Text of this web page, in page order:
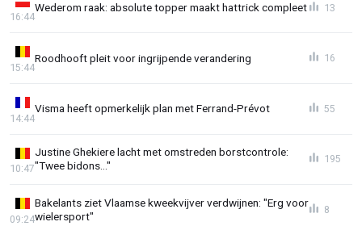
Wederom raak: absolute topper maakt hattrick compleet
16:44
13
Roodhooft pleit voor ingrijpende verandering
15:44
16
Visma heeft opmerkelijk plan met Ferrand-Prévot
14:44
55
Justine Ghekiere lacht met omstreden borstcontrole:
"Twee bidons..."
10:47
195
Bakelants ziet Vlaamse kweekvijver verdwijnen: "Erg voor
wielersport"
09:24
8